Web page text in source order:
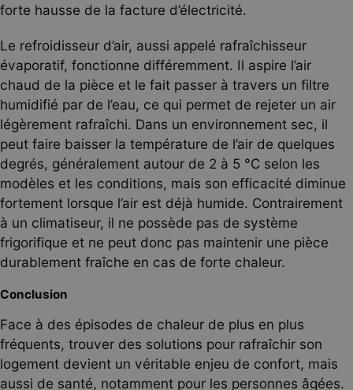
forte hausse de la facture d’électricité.
Le refroidisseur d’air, aussi appelé rafraîchisseur
évaporatif, fonctionne différemment. Il aspire l’air
chaud de la pièce et le fait passer à travers un filtre
humidifié par de l’eau, ce qui permet de rejeter un air
légèrement rafraîchi. Dans un environnement sec, il
peut faire baisser la température de l’air de quelques
degrés, généralement autour de 2 à 5 °C selon les
modèles et les conditions, mais son efficacité diminue
fortement lorsque l’air est déjà humide. Contrairement
à un climatiseur, il ne possède pas de système
frigorifique et ne peut donc pas maintenir une pièce
durablement fraîche en cas de forte chaleur.
Conclusion
Face à des épisodes de chaleur de plus en plus
fréquents, trouver des solutions pour rafraîchir son
logement devient un véritable enjeu de confort, mais
aussi de santé, notamment pour les personnes âgées.